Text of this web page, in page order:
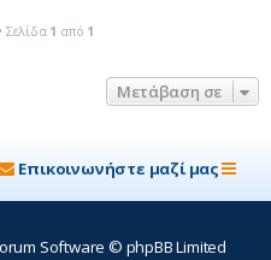
Σελίδα 1 από 1
Μετάβαση σε
Επικοινωνήστε μαζί μας
Software © phpBB Limited